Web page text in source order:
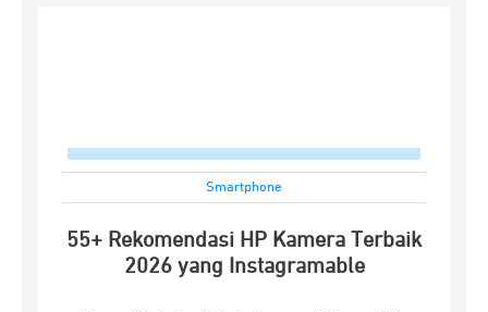
Smartphone
55+ Rekomendasi HP Kamera Terbaik
2026 yang Instagramable